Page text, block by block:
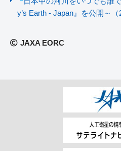
y’s Earth - Japan』を公開～（
JAXA EORC